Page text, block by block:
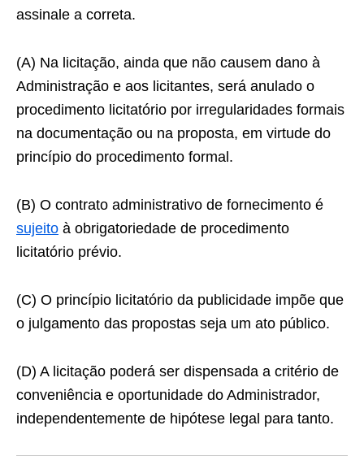
assinale a correta.
(A) Na licitação, ainda que não causem dano à
Administração e aos licitantes, será anulado o
procedimento licitatório por irregularidades formais
na documentação ou na proposta, em virtude do
princípio do procedimento formal.
(B) O contrato administrativo de fornecimento é
sujeito à obrigatoriedade de procedimento
licitatório prévio.
(C) O princípio licitatório da publicidade impõe que
o julgamento das propostas seja um ato público.
(D) A licitação poderá ser dispensada a critério de
conveniência e oportunidade do Administrador,
independentemente de hipótese legal para tanto.